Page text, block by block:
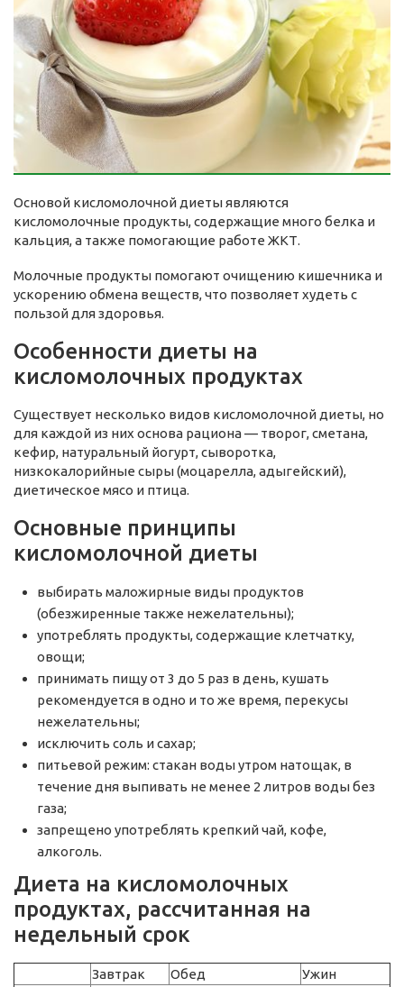
Основой кисломолочной диеты являются
кисломолочные продукты, содержащие много белка и
кальция, а также помогающие работе ЖКТ.
Молочные продукты помогают очищению кишечника и
ускорению обмена веществ, что позволяет худеть с
пользой для здоровья.
Особенности диеты на
кисломолочных продуктах
Существует несколько видов кисломолочной диеты, но
для каждой из них основа рациона — творог, сметана,
кефир, натуральный йогурт, сыворотка,
низкокалорийные сыры (моцарелла, адыгейский),
диетическое мясо и птица.
Основные принципы
кисломолочной диеты
выбирать маложирные виды продуктов
(обезжиренные также нежелательны);
употреблять продукты, содержащие клетчатку,
овощи;
принимать пищу от 3 до 5 раз в день, кушать
рекомендуется в одно и то же время, перекусы
нежелательны;
исключить соль и сахар;
питьевой режим: стакан воды утром натощак, в
течение дня выпивать не менее 2 литров воды без
газа;
запрещено употреблять крепкий чай, кофе,
алкоголь.
Диета на кисломолочных
продуктах, рассчитанная на
недельный срок
Завтрак Обед Ужин